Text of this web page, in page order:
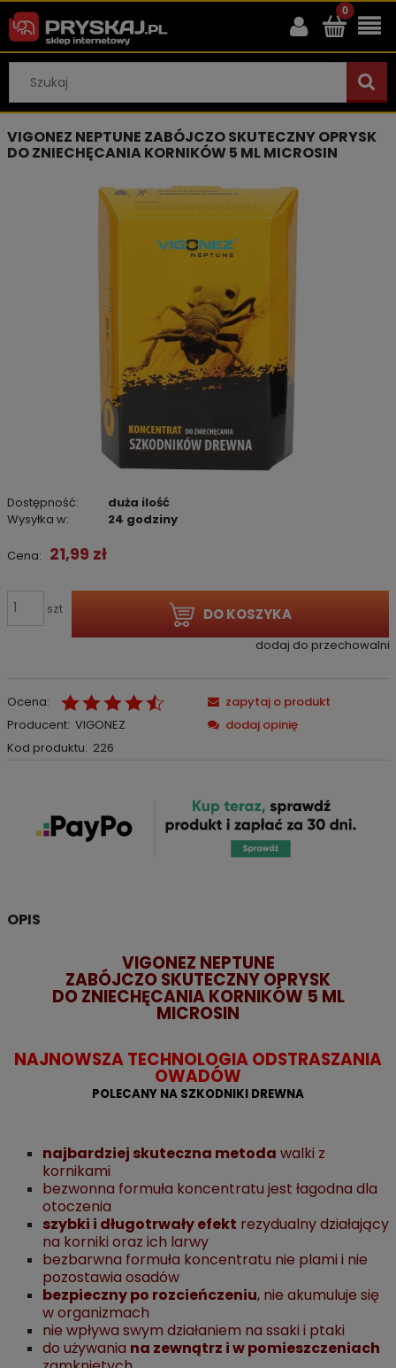
VIGONEZ NEPTUNE ZABÓJCZO SKUTECZNY OPRYSK
DO ZNIECHĘCANIA KORNIKÓW 5 ML MICROSIN
Dostępność:
duża ilość
Wysyłka w:
24 godziny
Cena: 21,99 zł
szt DO KOSZYKA
dodaj do przechowalni
Ocena:
Producent: VIGONEZ
Kod produktu: 226
zapytaj o produkt
dodaj opinię
OPIS
VIGONEZ NEPTUNE
ZABÓJCZO SKUTECZNY OPRYSK
DO ZNIECHĘCANIA KORNIKÓW 5 ML
MICROSIN
NAJNOWSZA TECHNOLOGIA ODSTRASZANIA
OWADÓW
POLECANY NA SZKODNIKI DREWNA
najbardziej skuteczna metoda walki z
kornikami
bezwonna formuła koncentratu jest łagodna dla
otoczenia
szybki i długotrwały efekt rezydualny działający
na korniki oraz ich larwy
bezbarwna formuła koncentratu nie plami i nie
pozostawia osadów
bezpieczny po rozcieńczeniu, nie akumuluje się
w organizmach
nie wpływa swym działaniem na ssaki i ptaki
do używania na zewnątrz i w pomieszczeniach